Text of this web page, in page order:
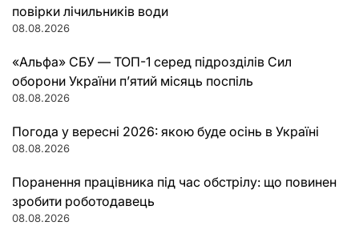
повірки лічильників води
08.08.2026
«Альфа» СБУ — ТОП-1 серед підрозділів Сил
оборони України п’ятий місяць поспіль
08.08.2026
Погода у вересні 2026: якою буде осінь в Україні
08.08.2026
Поранення працівника під час обстрілу: що повинен
зробити роботодавець
08.08.2026